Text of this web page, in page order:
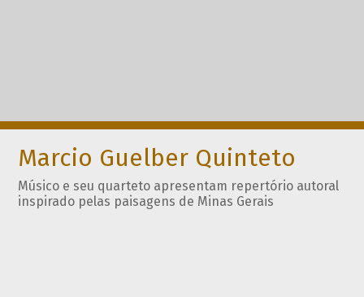
Marcio Guelber Quinteto
Músico e seu quarteto apresentam repertório autoral
inspirado pelas paisagens de Minas Gerais